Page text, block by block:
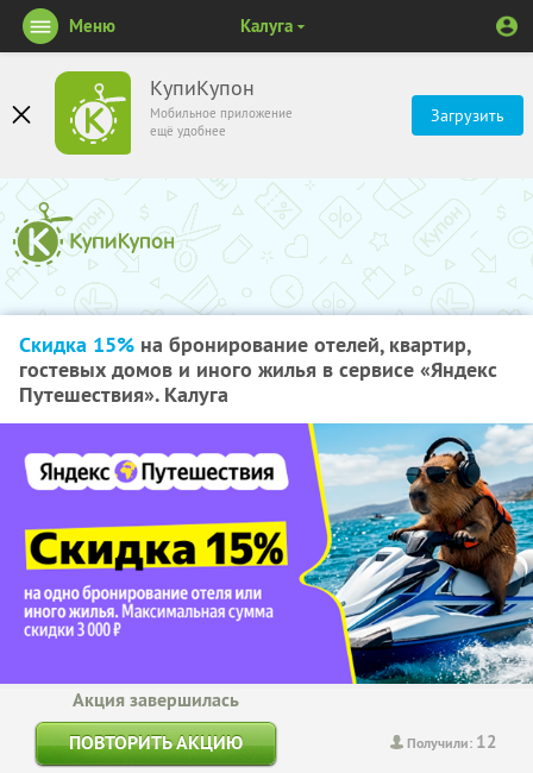
КупиКупон
Мобильное приложение
ещё удобнее
Загрузить
Меню Калуга
Скидка 15% на бронирование отелей, квартир,
гостевых домов и иного жилья в сервисе «Яндекс
Путешествия». Калуга
Получили: 12
Акция завершилась
ПОВТОРИТЬ АКЦИЮ